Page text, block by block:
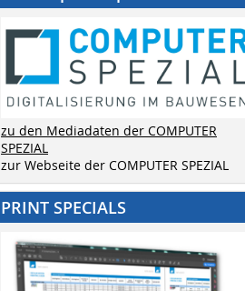
zu den Mediadaten der COMPUTER
SPEZIAL
zur Webseite der COMPUTER SPEZIAL
PRINT SPECIALS